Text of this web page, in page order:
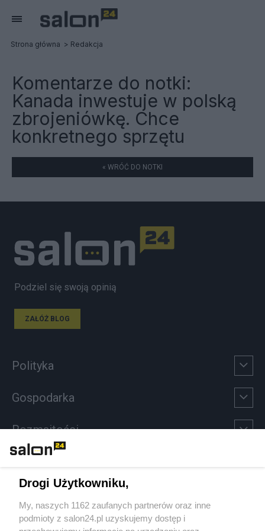
Strona główna Redakcja
Komentarze do notki:
Kanada inwestuje w polską
zbrojeniówkę. Chce
konkretnego sprzętu
« WRÓĆ DO NOTKI
Podziel się swoją opinią
ZAŁÓŻ BLOG
Polityka
Gospodarka
Rozmaitości
Sport
Społeczeństwo
Drogi Użytkowniku,
My, naszych 1162 zaufanych partnerów oraz inne
podmioty z salon24.pl uzyskujemy dostęp i